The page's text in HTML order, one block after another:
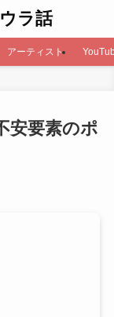
ラ話
アーティスト
安要素のポ